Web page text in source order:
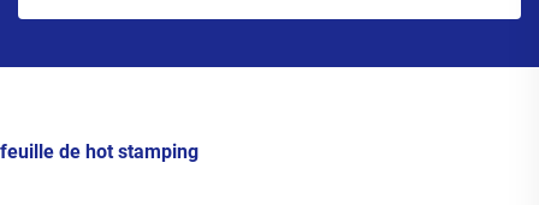
feuille de hot stamping